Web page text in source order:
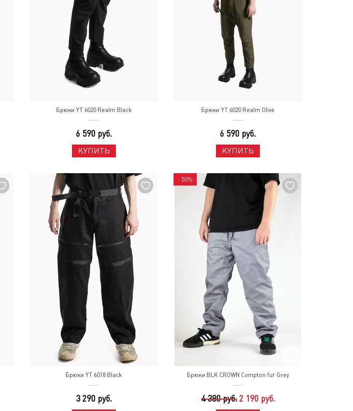
Брюки YT 6020 Realm Black
6 590 руб.
КУПИТЬ
Брюки YT 6020 Realm Olive
6 590 руб.
КУПИТЬ
Брюки YT 6018 Black
3 290 руб.
- 50%
Брюки BLK CROWN Compton fur Grey
4 380 руб. 2 190 руб.